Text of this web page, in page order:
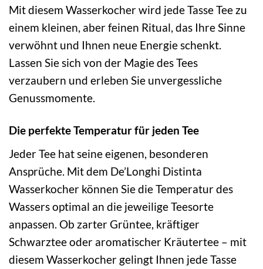
Mit diesem Wasserkocher wird jede Tasse Tee zu
einem kleinen, aber feinen Ritual, das Ihre Sinne
verwöhnt und Ihnen neue Energie schenkt.
Lassen Sie sich von der Magie des Tees
verzaubern und erleben Sie unvergessliche
Genussmomente.
Die perfekte Temperatur für jeden Tee
Jeder Tee hat seine eigenen, besonderen
Ansprüche. Mit dem De’Longhi Distinta
Wasserkocher können Sie die Temperatur des
Wassers optimal an die jeweilige Teesorte
anpassen. Ob zarter Grüntee, kräftiger
Schwarztee oder aromatischer Kräutertee – mit
diesem Wasserkocher gelingt Ihnen jede Tasse